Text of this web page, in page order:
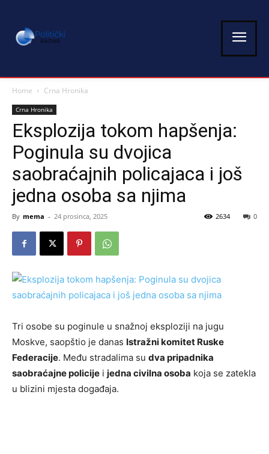
Home Crna Hronika
Crna Hronika
Eksplozija tokom hapšenja:
Poginula su dvojica
saobraćajnih policajaca i još
jedna osoba sa njima
By mema - 24 prosinca, 2025 0
2634
Tri osobe su poginule u snažnoj eksploziji na jugu
Moskve, saopštio je danas Istražni komitet Ruske
Federacije. Među stradalima su dva pripadnika
saobraćajne policije i jedna civilna osoba koja se zatekla
u blizini mjesta događaja.